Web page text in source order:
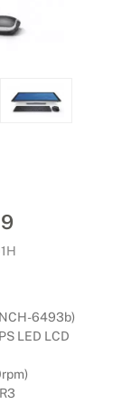
6493b)
LED LCD